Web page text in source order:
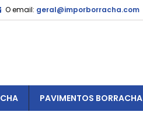
O email: geral@imporborracha.com
PAVIMENTOS BORRACHA